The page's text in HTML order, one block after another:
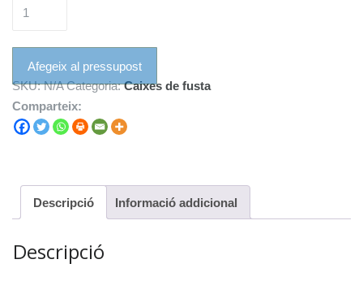
Caixa
fusta
mini
Afegeix al pressupost
SKU:N/A Categoria:Caixes de fusta
Comparteix:
Descripció Informació addicional
Descripció